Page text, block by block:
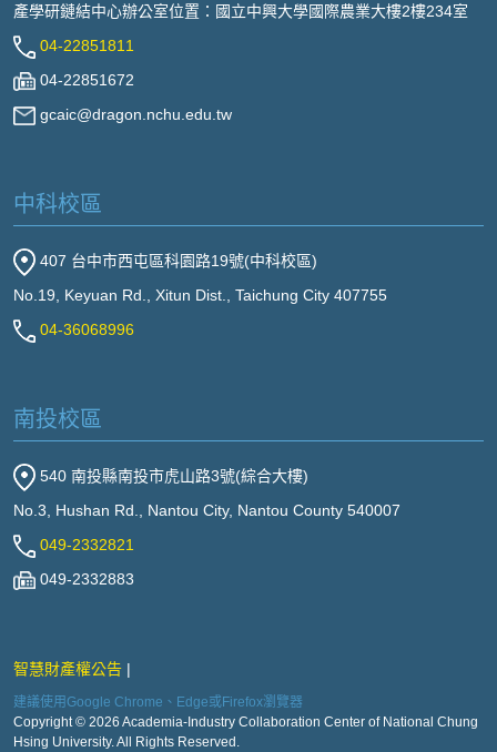
產學研鏈結中心辦公室位置：國立中興大學國際農業大樓2樓234室
04-22851811
04-22851672
gcaic@dragon.nchu.edu.tw
中科校區
407 台中市西屯區科園路19號(中科校區)
No.19, Keyuan Rd., Xitun Dist., Taichung City 407755
04-36068996
南投校區
540 南投縣南投市虎山路3號(綜合大樓)
No.3, Hushan Rd., Nantou City, Nantou County 540007
049-2332821
049-2332883
智慧財產權公告
建議使用Google Chrome、Edge或Firefox瀏覽器
Copyright © 2026 Academia-Industry Collaboration Center of National Chung
Hsing University. All Rights Reserved.